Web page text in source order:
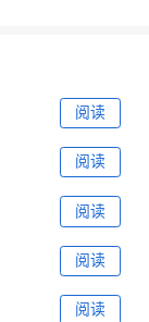
阅读
阅读
阅读
阅读
阅读